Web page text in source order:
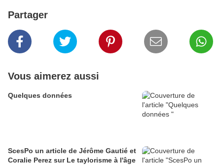
Partager
Vous aimerez aussi
Quelques données
ScesPo un article de Jérôme Gautié et
Coralie Perez sur Le taylorisme à l'âge